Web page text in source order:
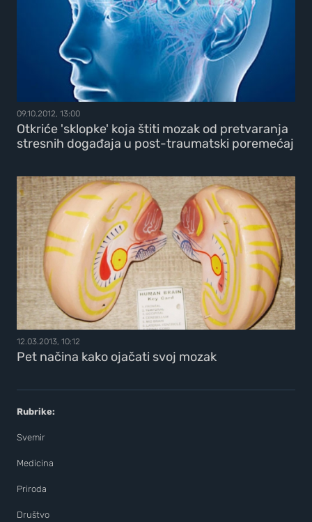
09.10.2012, 13:00
Otkriće 'sklopke' koja štiti mozak od pretvaranja
stresnih događaja u post-traumatski poremećaj
12.03.2013, 10:12
Pet načina kako ojačati svoj mozak
Rubrike:
Svemir
Medicina
Priroda
Društvo